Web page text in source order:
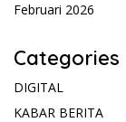
Februari 2026
Categories
DIGITAL
KABAR BERITA